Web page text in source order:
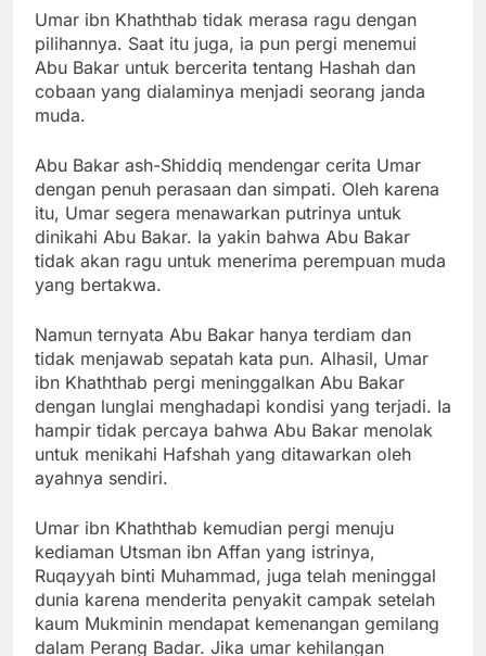
Umar ibn Khaththab tidak merasa ragu dengan
pilihannya. Saat itu juga, ia pun pergi menemui
Abu Bakar untuk bercerita tentang Hashah dan
cobaan yang dialaminya menjadi seorang janda
muda.
Abu Bakar ash-Shiddiq mendengar cerita Umar
dengan penuh perasaan dan simpati. Oleh karena
itu, Umar segera menawarkan putrinya untuk
dinikahi Abu Bakar. Ia yakin bahwa Abu Bakar
tidak akan ragu untuk menerima perempuan muda
yang bertakwa.
Namun ternyata Abu Bakar hanya terdiam dan
tidak menjawab sepatah kata pun. Alhasil, Umar
ibn Khaththab pergi meninggalkan Abu Bakar
dengan lunglai menghadapi kondisi yang terjadi. Ia
hampir tidak percaya bahwa Abu Bakar menolak
untuk menikahi Hafshah yang ditawarkan oleh
ayahnya sendiri.
Umar ibn Khaththab kemudian pergi menuju
kediaman Utsman ibn Affan yang istrinya,
Ruqayyah binti Muhammad, juga telah meninggal
dunia karena menderita penyakit campak setelah
kaum Mukminin mendapat kemenangan gemilang
dalam Perang Badar. Jika umar kehilangan